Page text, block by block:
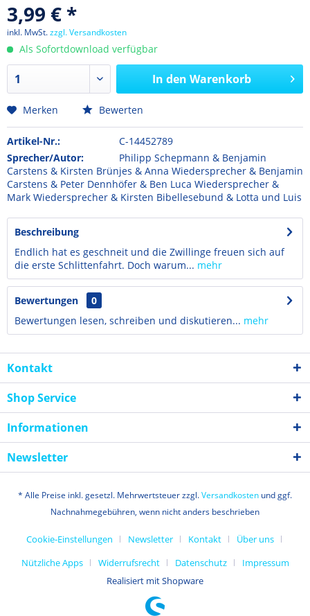
3,99 € *
inkl. MwSt.zzgl. Versandkosten
Als Sofortdownload verfügbar
In den Warenkorb
Merken Bewerten
Artikel-Nr.:
C-14452789
Sprecher/Autor:
Philipp Schepmann & Benjamin
Carstens & Kirsten Brünjes & Anna Wiedersprecher & Benjamin
Carstens & Peter Dennhöfer & Ben Luca Wiedersprecher &
Mark Wiedersprecher & Kirsten Bibellesebund & Lotta und Luis
Beschreibung
Endlich hat es geschneit und die Zwillinge freuen sich auf
die erste Schlittenfahrt. Doch warum... mehr
Bewertungen
0
Bewertungen lesen, schreiben und diskutieren... mehr
Kontakt
Shop Service
Informationen
Newsletter
* Alle Preise inkl. gesetzl. Mehrwertsteuer zzgl.Versandkosten und ggf.
Nachnahmegebühren, wenn nicht anders beschrieben
Cookie-Einstellungen Newsletter Kontakt
Über uns
Nützliche Apps
Widerrufsrecht Datenschutz
Impressum
Realisiert mit Shopware